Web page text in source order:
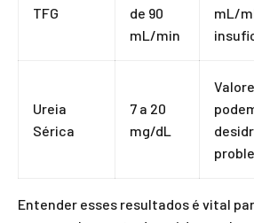
TFG
de 90
mL/min
mL/
Ureia
Sérica
7 a 20
mg/dL
Entender esses resultados é vital